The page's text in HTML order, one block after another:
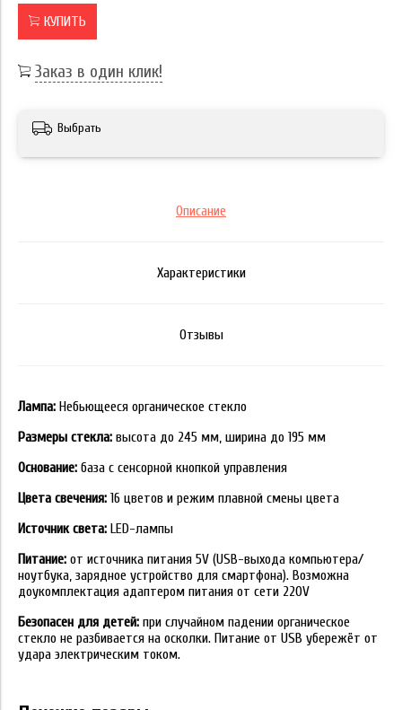
КУПИТЬ
Заказ в один клик!
Выбрать
Описание
Характеристики
Отзывы
Лампа: Небьющееся органическое стекло
Размеры стекла: высота до 245 мм, ширина до 195 мм
Основание: база с сенсорной кнопкой управления
Цвета свечения: 16 цветов и режим плавной смены цвета
Источник света: LED-лампы
Питание: от источника питания 5V (USB-выхода компьютера/
ноутбука, зарядное устройство для смартфона). Возможна
доукомплектация адаптером питания от сети 220V
Безопасен для детей: при случайном падении органическое
стекло не разбивается на осколки. Питание от USB убережёт от
удара электрическим током.